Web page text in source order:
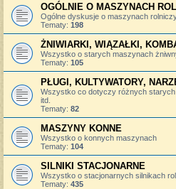
OGÓLNIE O MASZYNACH
Ogólne dyskusje o maszynach
Tematy: 198
ŻNIWIARKI, WIĄZAŁKI,
Wszystko o starych maszynach
Tematy: 105
PŁUGI, KULTYWATORY,
Wszystko co dotyczy różnych starych
itd.
Tematy: 82
MASZYNY KONNE
Wszystko o konnych maszynach
Tematy: 104
SILNIKI STACJONARNE
Wszystko o stacjonarnych silnikach
Tematy: 435